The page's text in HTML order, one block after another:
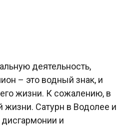
деятельность,
– это водный знак, и
жизни. К сожалению, в
жизни. Сатурн в Водолее и
и